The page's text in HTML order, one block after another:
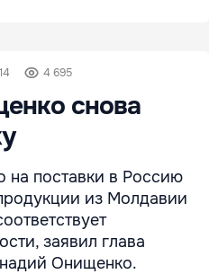
4 695
снова
на поставки в Россию
из Молдавии
заявил глава
Онищенко.